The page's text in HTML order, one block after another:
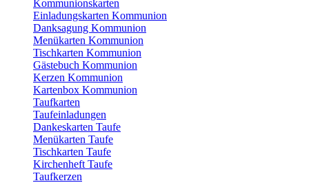
Kommunionskarten
Einladungskarten Kommunion
Danksagung Kommunion
Menükarten Kommunion
Tischkarten Kommunion
Gästebuch Kommunion
Kerzen Kommunion
Kartenbox Kommunion
Taufkarten
Taufeinladungen
Dankeskarten Taufe
Menükarten Taufe
Tischkarten Taufe
Kirchenheft Taufe
Taufkerzen